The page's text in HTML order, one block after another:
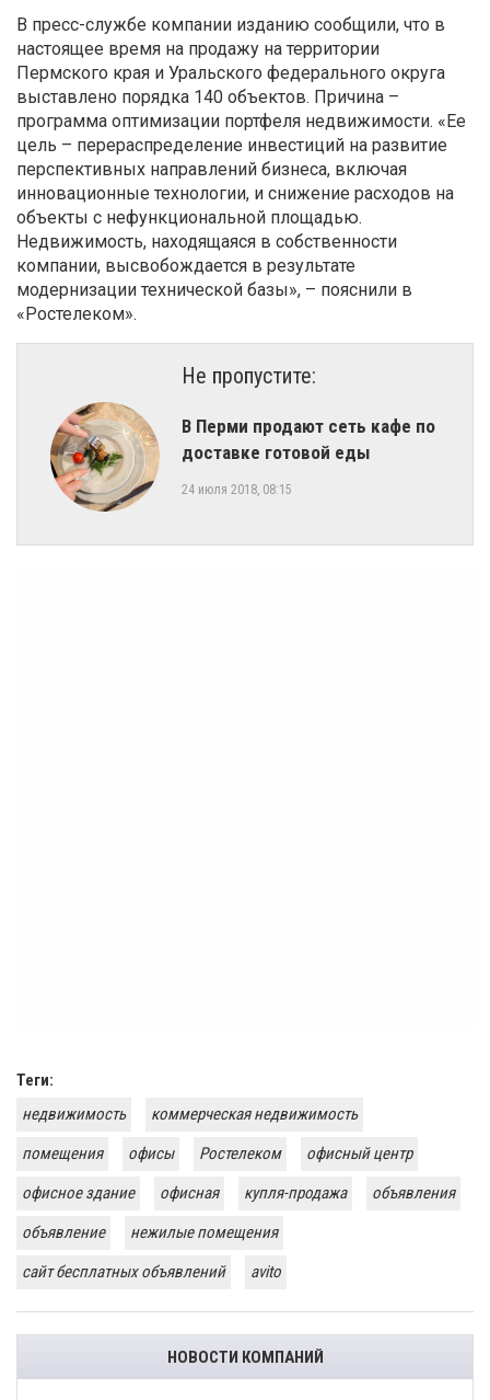
В пресс-службе компании изданию сообщили, что в
настоящее время на продажу на территории
Пермского края и Уральского федерального округа
выставлено порядка 140 объектов. Причина –
программа оптимизации портфеля недвижимости. «Ее
цель – перераспределение инвестиций на развитие
перспективных направлений бизнеса, включая
инновационные технологии, и снижение расходов на
объекты с нефункциональной площадью.
Недвижимость, находящаяся в собственности
компании, высвобождается в результате
модернизации технической базы», – пояснили в
«Ростелеком».
Не пропустите:
В Перми продают сеть кафе по
доставке готовой еды
24 июля 2018, 08:15
Теги:
недвижимость
коммерческая недвижимость
помещения
офисы Ростелеком
офисный центр
офисное здание
офисная купля-продажа
объявления
объявление
нежилые помещения
сайт бесплатных объявлений
avito
НОВОСТИ КОМПАНИЙ